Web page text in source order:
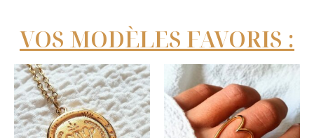
VOS MODÈLES FAVORIS :